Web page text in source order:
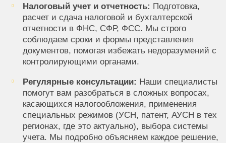
Налоговый учет и отчетность: Подготовка,
расчет и сдача налоговой и бухгалтерской
отчетности в ФНС, СФР, ФСС. Мы строго
соблюдаем сроки и формы представления
документов, помогая избежать недоразумений с
контролирующими органами.
Регулярные консультации: Наши специалисты
помогут вам разобраться в сложных вопросах,
касающихся налогообложения, применения
специальных режимов (УСН, патент, АУСН в тех
регионах, где это актуально), выбора системы
учета. Мы подробно объясняем каждое решение,